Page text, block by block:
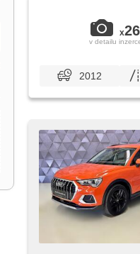
x26
v detailu
2012